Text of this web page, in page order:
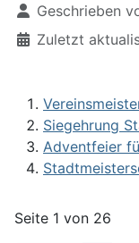
Geschrieben
Zuletzt
Siegehrung
Adventfeier
Seite 1 von 26